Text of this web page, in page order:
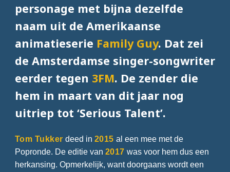
personage met bijna dezelfde
naam uit de Amerikaanse
animatieserie Family Guy. Dat zei
de Amsterdamse singer-songwriter
eerder tegen 3FM. De zender die
hem in maart van dit jaar nog
uitriep tot ‘Serious Talent’.
Tom Tukker deed in 2015 al een mee met de
Popronde. De editie van 2017 was voor hem dus een
herkansing. Opmerkelijk, want doorgaans wordt een